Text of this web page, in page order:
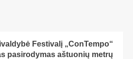
Festivalį „ConTempo“
pasirodymas aštuonių metrų